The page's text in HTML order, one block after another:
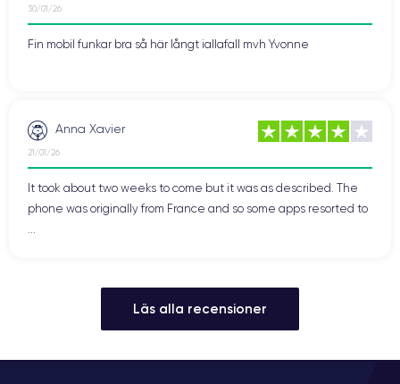
30/01/26
Fin mobil funkar bra så här långt iallafall mvh Yvonne
Anna Xavier
21/01/26
It took about two weeks to come but it was as described. The
phone was originally from France and so some apps resorted to
Läs alla recensioner